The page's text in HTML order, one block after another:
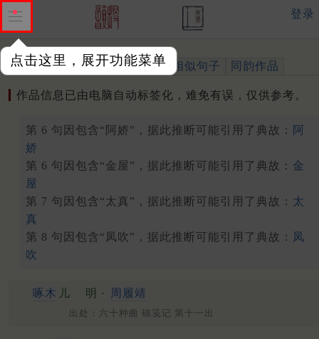
点击这里，展开功能菜单
登录
作品 标注四声 出处、引用 相似句子 同韵作品
作品信息已由电脑自动标签化，难免有误，仅供参考。
第 6 句因包含“阿娇”，据此推断可能引用了典故： 阿
娇
第 6 句因包含“金屋”，据此推断可能引用了典故： 金
屋
第 7 句因包含“太真”，据此推断可能引用了典故： 太
真
第 8 句因包含“凤吹”，据此推断可能引用了典故：
凤
吹
啄木 儿 明 · 周履靖
出处：六十种曲 锦笺记 第十一出